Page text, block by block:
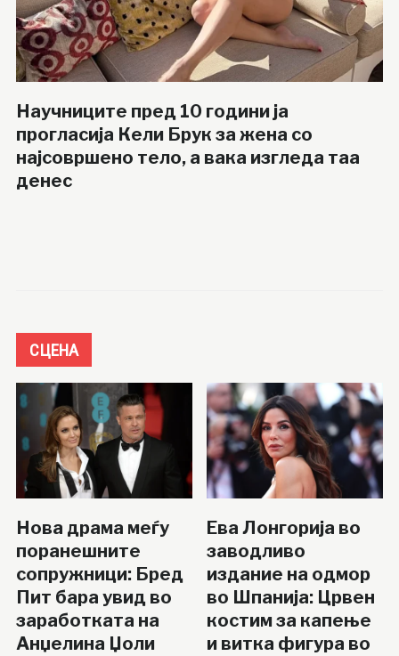
Научниците пред 10 години ја
прогласија Кели Брук за жена со
најсовршено тело, а вака изгледа таа
денес
СЦЕНА
Нова драма меѓу
поранешните
сопружници: Бред
Пит бара увид во
заработката на
Анџелина Џоли
Ева Лонгорија во
заводливо
издание на одмор
во Шпанија: Црвен
костим за капење
и витка фигура во